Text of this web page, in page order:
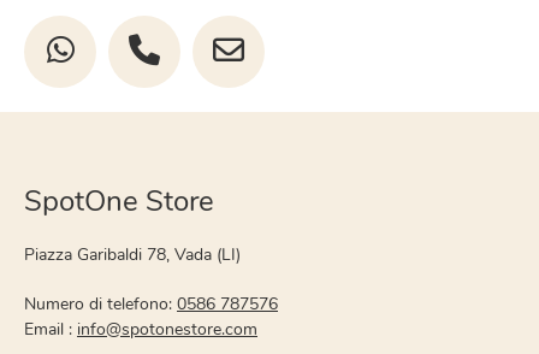
SpotOne Store
Piazza Garibaldi 78, Vada (LI)
Numero di telefono: 0586 787576
Email : info@spotonestore.com